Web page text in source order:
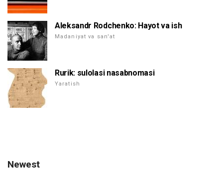
Aleksandr Rodchenko: Hayot va ish
Madaniyat va san'at
Rurik: sulolasi nasabnomasi
Yaratish
Newest